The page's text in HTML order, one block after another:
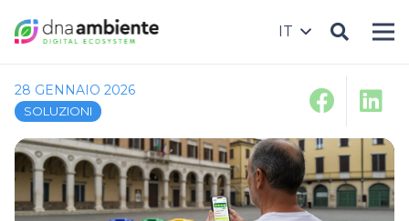
IT
28 GENNAIO 2026
SOLUZIONI